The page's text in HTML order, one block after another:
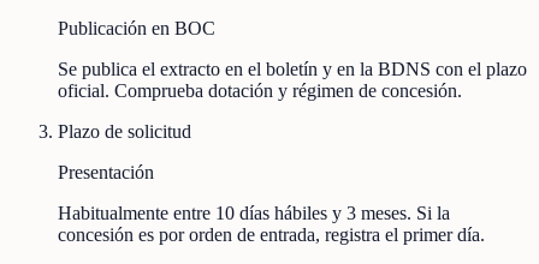
Publicación en BOC
Se publica el extracto en el boletín y en la BDNS con el plazo
oficial. Comprueba dotación y régimen de concesión.
Plazo de solicitud
Presentación
Habitualmente entre 10 días hábiles y 3 meses. Si la
concesión es por orden de entrada, registra el primer día.